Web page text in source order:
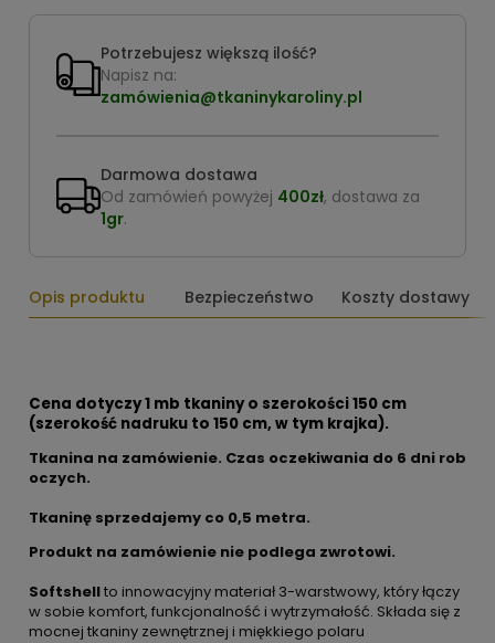
Potrzebujesz większą ilość?
Napisz na:
zamówienia@tkaninykaroliny.pl
Darmowa dostawa
Od zamówień powyżej 400zł, dostawa za
1gr.
Opis produktu Bezpieczeństwo Koszty dostawy
Cena dotyczy 1 mb tkaniny o szerokości 150 cm
(szerokość nadruku to 150 cm, w tym krajka).
Tkanina na zamówienie. Czas oczekiwania do 6 dni rob
oczych.
Tkaninę sprzedajemy co 0,5 metra.
Produkt na zamówienie nie podlega zwrotowi.
Softshellto innowacyjny materiał 3-warstwowy, który łączy
w sobie komfort, funkcjonalność i wytrzymałość. Składa się z
mocnej tkaniny zewnętrznej i miękkiego polaru